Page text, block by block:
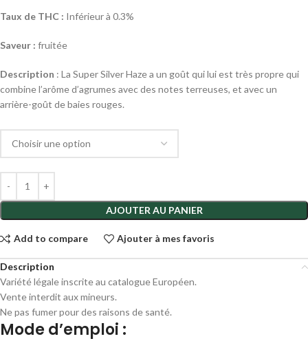
Taux de THC : Inférieur à 0.3%
Saveur : fruitée
Description : La Super Silver Haze a un goût qui lui est très propre qui
combine l’arôme d’agrumes avec des notes terreuses, et avec un
arrière-goût de baies rouges.
AJOUTER AU PANIER
Add to compare Ajouter à mes favoris
Description
Variété légale inscrite au catalogue Européen.
Vente interdit aux mineurs.
Ne pas fumer pour des raisons de santé.
Mode d’emploi :